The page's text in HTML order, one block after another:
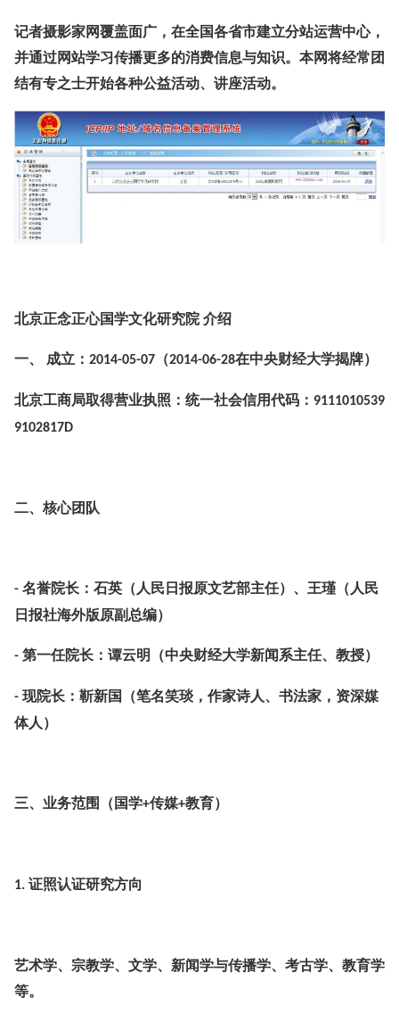
记者摄影家网覆盖面广，在全国各省市建立分站运营中心，
并通过网站学习传播更多的消费信息与知识。本网将经常团
结有专之士开始各种公益活动、讲座活动。
北京正念正心国学文化研究院 介绍
一、 成立： 2014-05-07 （2014-06-28在中央财经大学揭牌）
北京工商局取得营业执照：统一社会信用代码： 9111010539
9102817D
二、核心团队
- 名誉院长：石英（人民日报原文艺部主任）、王瑾（人民
日报社海外版原副总编）
- 第一任院长：谭云明（中央财经大学新闻系主任、教授）
- 现院长：靳新国（笔名笑琰，作家诗人、书法家，资深媒
体人）
三、业务范围（国学+传媒+教育）
1. 证照认证研究方向
艺术学、宗教学、文学、新闻学与传播学、考古学、教育学
等。